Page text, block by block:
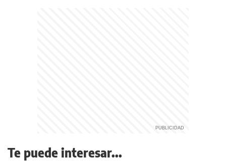
Te puede interesar...